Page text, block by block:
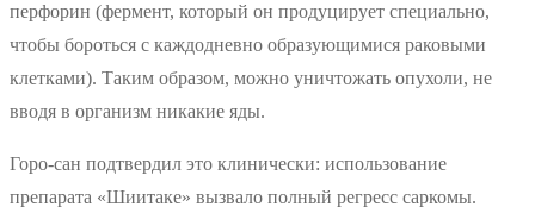
перфорин (фермент, который он продуцирует специально,
чтобы бороться с каждодневно образующимися раковыми
клетками). Таким образом, можно уничтожать опухоли, не
вводя в организм никакие яды.
Горо-сан подтвердил это клинически: использование
препарата «Шиитаке» вызвало полный регресс саркомы.